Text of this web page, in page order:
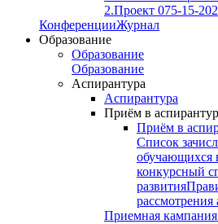
2.Проект 075-15-
КонференцииЖурнал
Образование
Образование
Образование
Аспирантура
Аспирантура
Приём в
Приём в
Список
обучающихся
конкурсный
развития
рассмотрения
Приемная кампания